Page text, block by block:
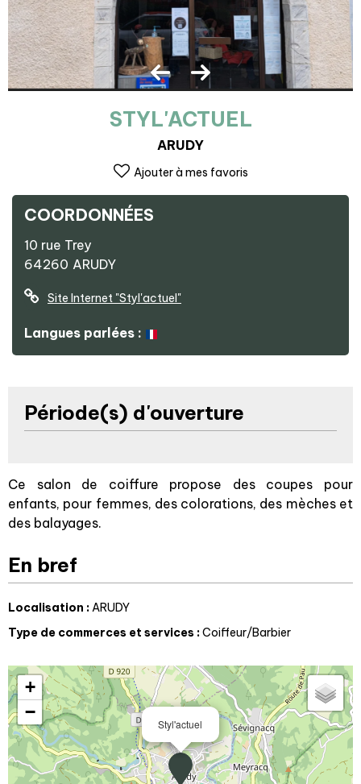
STYL'ACTUEL
ARUDY
Ajouter à mes favoris
COORDONNÉES
10 rue Trey
64260 ARUDY
Site Internet "Styl'actuel"
Langues parlées :
Période(s) d'ouverture
Ce salon de coiffure propose des coupes pour
enfants, pour femmes, des colorations, des mèches et
des balayages.
En bref
Localisation :ARUDY
Type de commerces et services :Coiffeur/Barbier
Styl'actuel
+
−